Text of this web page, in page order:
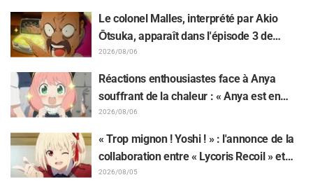
décalage : « C'est plus sévère qu'imaginé
», « Ça ne parle que de travail »
Le colonel Malles, interprété par Akio
Ōtsuka, apparaît dans l'épisode 3 de
l'anime TV « The Ghost in the Shell » !
Commentaire du comédien et carte de fin
2026/08/06
Réactions enthousiastes face à Anya
souffrant de la chaleur : « Anya est en
train de fondre » sur l'illustration
d'annonce de « SPY x FAMILY »
2026/08/06
« Trop mignon ! Yoshi ! » : l'annonce de la
collaboration entre « Lycoris Recoil » et
Kumamine, créateur du « Chat au travail »,
2026/08/05